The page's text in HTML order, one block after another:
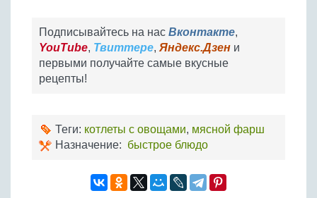
Подписывайтесь на нас Вконтакте,
YouTube, Твиттере, Яндекс.Дзен и
первыми получайте самые вкусные
рецепты!
Теги: котлеты с овощами, мясной фарш
Назначение: быстрое блюдо